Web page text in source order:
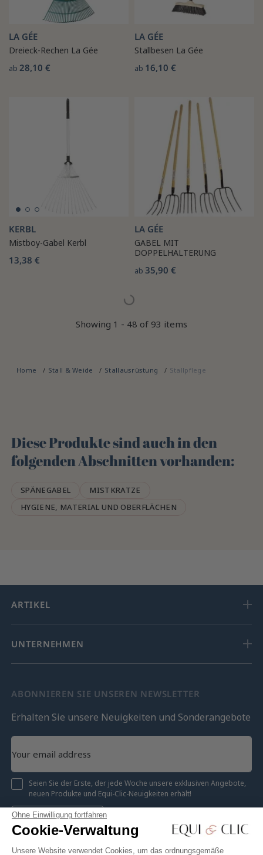
Ohne Einwilligung fortfahren
Cookie-Verwaltung
Unsere Website verwendet Cookies, um das ordnungsgemäße
LA GÉE
Dreieck-Rechen La Gée
ab 28,10 €
LA GÉE
Stallbesen La Gée
ab 16,10 €
KERBL
Mistboy-Gabel Kerbl
13,38 €
LA GÉE
GABEL MIT
DOPPELHALTERUNG
ab 35,90 €
Showing 1 - 48 of 93 items
Home Stall & Weide Stallausrüstung Stallpflege
Diese Produkte sind auch in den
folgenden Abschnitten vorhanden:
SPÄNEGABEL
MISTKRATZE
HYGIENE, MATERIAL UND OBERFLÄCHEN
ARTIKEL
UNTERNEHMEN
ABONNIEREN SIE UNSEREN NEWSLETTER
Erhalten Sie unsere Neuigkeiten und Sonderangebote
Seien Sie der Erste, der jede Woche unsere exklusiven Angebote,
neuen Produkte und Equi-Clic-Neuigkeiten erhält!
Registrieren